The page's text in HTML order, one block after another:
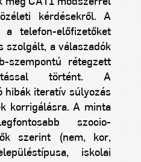
kérdésekről. A
telefon-előfizetőket
szolgált, a válaszadók
szempontú rétegzett
történt. A
hibák iteratív súlyozás
korrigálásra. A minta
szocio-
szerint (nem, kor,
iskolai